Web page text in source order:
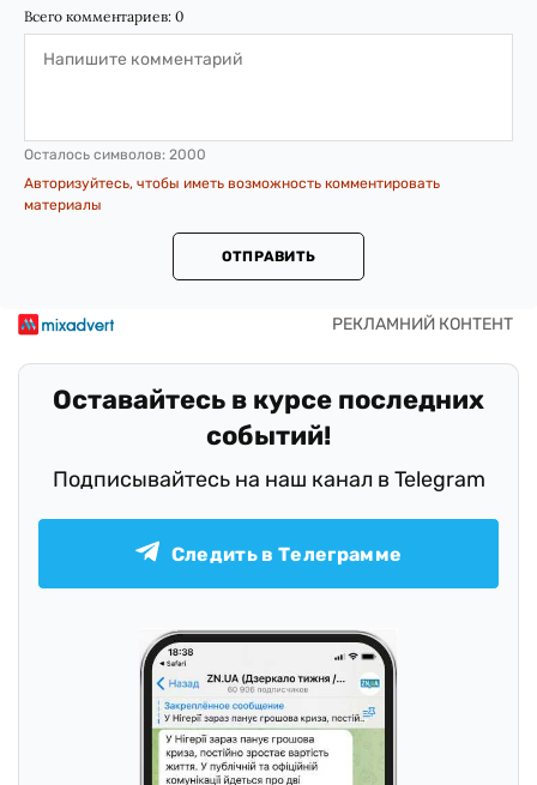
Всего комментариев: 0
Осталось символов: 2000
Авторизуйтесь, чтобы иметь возможность комментировать
материалы
ОТПРАВИТЬ
Оставайтесь в курсе последних
событий!
Подписывайтесь на наш канал в Telegram
Следить в Телеграмме